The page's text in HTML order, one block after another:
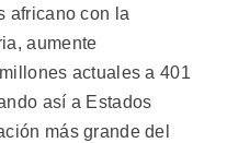
africano con la
aumente
actuales a 401
así a Estados
más grande del